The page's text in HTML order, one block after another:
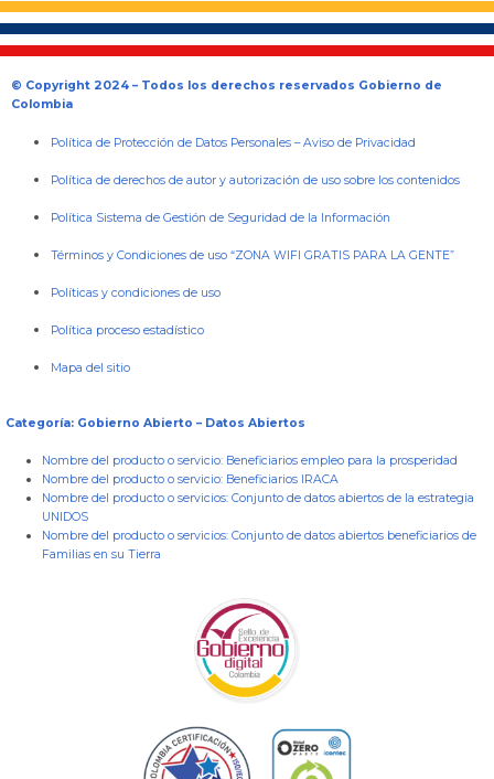
© Copyright 2024 – Todos los derechos reservados Gobierno de
Colombia
Política de Protección de Datos Personales –Aviso de Privacidad
Política de derechos de autor y autorización de uso sobre los contenidos
Política Sistema de Gestión de Seguridad de la Información
Términos y Condiciones de uso “ZONA WIFI GRATIS PARA LA GENTE”
Políticas y condiciones de uso
Política proceso estadístico
Mapa del sitio
Categoría: Gobierno Abierto – Datos Abiertos
Nombre del producto o servicio: Beneficiarios empleo para la prosperidad
Nombre del producto o servicio: Beneficiarios IRACA
Nombre del producto o servicios: Conjunto de datos abiertos de la estrategia
UNIDOS
Nombre del producto o servicios: Conjunto de datos abiertos beneficiarios de
Familias en su Tierra